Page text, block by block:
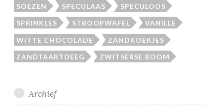
SOEZEN SPECULAAS SPECULOOS
SPRINKLES STROOPWAFEL VANILLE
WITTE CHOCOLADE ZANDKOEKJES
ZANDTAARTDEEG ZWITSERSE ROOM
Archief